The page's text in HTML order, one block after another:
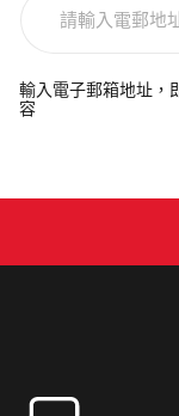
電
郵
輸入電子郵箱地址，
容